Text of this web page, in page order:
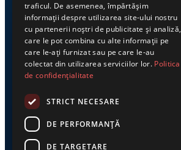
traficul. De asemenea, împărtășim
informații despre utilizarea site-ului nostru
cu partenerii noștri de publicitate și analiză,
care le pot combina cu alte informații pe
care le-ați furnizat sau pe care le-au
colectat din utilizarea serviciilor lor. Politica
de confidențialitate
STRICT NECESARE
DE PERFORMANȚĂ
DE TARGETARE